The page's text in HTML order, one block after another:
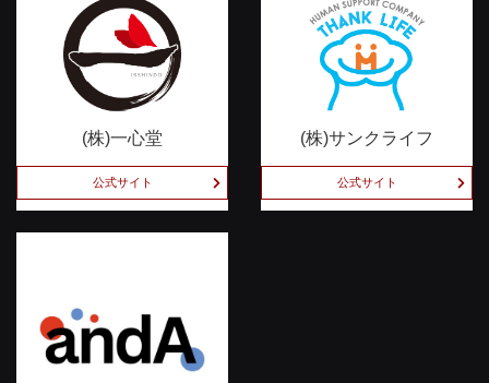
(株)一心堂
公式サイト
(株)サンクライフ
公式サイト